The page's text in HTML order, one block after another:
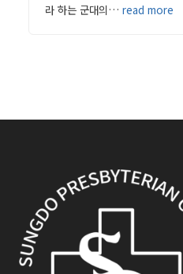
라 하는 군대의…read more